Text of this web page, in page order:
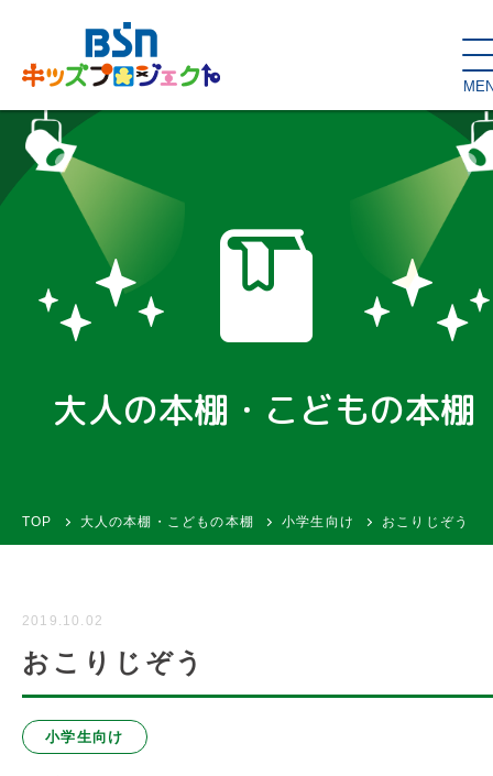
SDGs de
はぐくむコラム
キッズが主役！
親バカグラム キッズイベント
読み聞かせ・出前授業
スタジオ見学
ハロー
子育て応援隊！
お問い合わせ
大人の本棚・こどもの本棚
TOP 大人の本棚・こどもの本棚 小学生向け おこりじぞう
2019.10.02
おこりじぞう
小学生向け